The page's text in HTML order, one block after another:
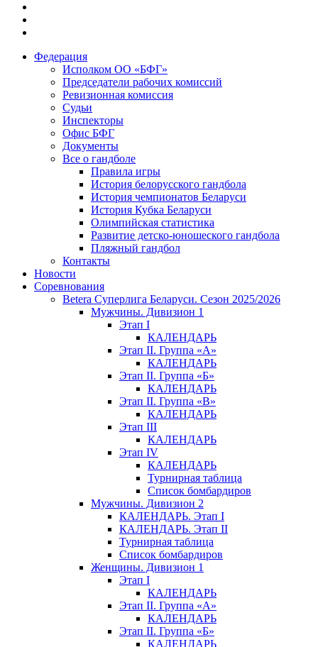
Федерация
Исполком ОО «БФГ»
Председатели рабочих комиссий
Ревизионная комиссия
Судьи
Инспекторы
Офис БФГ
Документы
Все о гандболе
Правила игры
История белорусского гандбола
История чемпионатов Беларуси
История Кубка Беларуси
Олимпийская статистика
Развитие детско-юношеского гандбола
Пляжный гандбол
Контакты
Новости
Соревнования
Betera Суперлига Беларуси. Сезон 2025/2026
Мужчины. Дивизион 1
Этап I
КАЛЕНДАРЬ
Этап II. Группа «А»
КАЛЕНДАРЬ
Этап II. Группа «Б»
КАЛЕНДАРЬ
Этап II. Группа «В»
КАЛЕНДАРЬ
Этап III
КАЛЕНДАРЬ
Этап IV
КАЛЕНДАРЬ
Турнирная таблица
Список бомбардиров
Мужчины. Дивизион 2
КАЛЕНДАРЬ. Этап I
КАЛЕНДАРЬ. Этап II
Турнирная таблица
Список бомбардиров
Женщины. Дивизион 1
Этап I
КАЛЕНДАРЬ
Этап II. Группа «А»
КАЛЕНДАРЬ
Этап II. Группа «Б»
КАЛЕНДАРЬ